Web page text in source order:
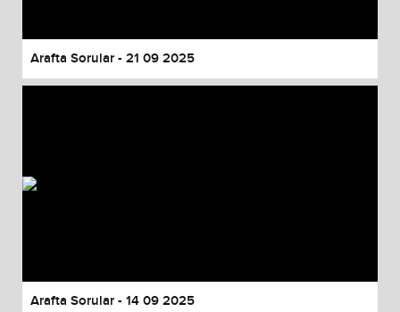
Arafta Sorular - 21 09 2025
Arafta Sorular - 14 09 2025